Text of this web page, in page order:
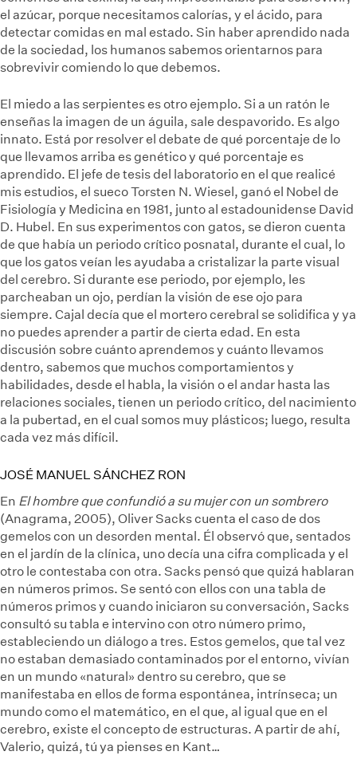
el azúcar, porque necesitamos calorías, y el ácido, para
detectar comidas en mal estado. Sin haber aprendido nada
de la sociedad, los humanos sabemos orientarnos para
sobrevivir comiendo lo que debemos.
El miedo a las serpientes es otro ejemplo. Si a un ratón le
enseñas la imagen de un águila, sale despavorido. Es algo
innato. Está por resolver el debate de qué porcentaje de lo
que llevamos arriba es genético y qué porcentaje es
aprendido. El jefe de tesis del laboratorio en el que realicé
mis estudios, el sueco Torsten N. Wiesel, ganó el Nobel de
Fisiología y Medicina en 1981, junto al estadounidense David
D. Hubel. En sus experimentos con gatos, se dieron cuenta
de que había un periodo crítico posnatal, durante el cual, lo
que los gatos veían les ayudaba a cristalizar la parte visual
del cerebro. Si durante ese periodo, por ejemplo, les
parcheaban un ojo, perdían la visión de ese ojo para
siempre. Cajal decía que el mortero cerebral se solidifica y ya
no puedes aprender a partir de cierta edad. En esta
discusión sobre cuánto aprendemos y cuánto llevamos
dentro, sabemos que muchos comportamientos y
habilidades, desde el habla, la visión o el andar hasta las
relaciones sociales, tienen un periodo crítico, del nacimiento
a la pubertad, en el cual somos muy plásticos; luego, resulta
cada vez más difícil.
JOSÉ MANUEL SÁNCHEZ RON
En El hombre que confundió a su mujer con un sombrero
(Anagrama, 2005), Oliver Sacks cuenta el caso de dos
gemelos con un desorden mental. Él observó que, sentados
en el jardín de la clínica, uno decía una cifra complicada y el
otro le contestaba con otra. Sacks pensó que quizá hablaran
en números primos. Se sentó con ellos con una tabla de
números primos y cuando iniciaron su conversación, Sacks
consultó su tabla e intervino con otro número primo,
estableciendo un diálogo a tres. Estos gemelos, que tal vez
no estaban demasiado contaminados por el entorno, vivían
en un mundo «natural» dentro su cerebro, que se
manifestaba en ellos de forma espontánea, intrínseca; un
mundo como el matemático, en el que, al igual que en el
cerebro, existe el concepto de estructuras. A partir de ahí,
Valerio, quizá, tú ya pienses en Kant…